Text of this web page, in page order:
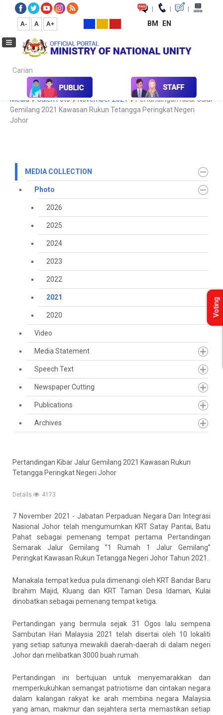
| | |
A- A A+ BM EN
Carian...
Media Media Collection Photo 2021
Koleksi
Media
Galeri Foto November 2021
Pertandingan Kibar Jalur
Gemilang 2021 Kawasan Rukun Tetangga Peringkat Negeri
Johor
MEDIA COLLECTION
Photo
2026
2025
2024
2023
2022
2021
2020
Video
Media Statement
Speech Text
Newspaper Cutting
Publications
Archives
Pertandingan Kibar Jalur Gemilang 2021 Kawasan Rukun
Tetangga Peringkat Negeri Johor
Details 4173
7 November 2021 - Jabatan Perpaduan Negara Dan Integrasi
Nasional Johor telah mengumumkan KRT Satay Pantai, Batu
Pahat sebagai pemenang tempat pertama Pertandingan
Semarak Jalur Gemilang ”1 Rumah 1 Jalur Gemilang”
Peringkat Kawasan Rukun Tetangga Negeri Johor Tahun 2021.
Manakala tempat kedua pula dimenangi oleh KRT Bandar Baru
Ibrahim Majid, Kluang dan KRT Taman Desa Idaman, Kulai
dinobatkan sebagai pemenang tempat ketiga.
Pertandingan yang bermula sejak 31 Ogos lalu sempena
Sambutan Hari Malaysia 2021 telah disertai oleh 10 lokaliti
yang setiap satunya mewakili daerah-daerah di dalam negeri
Johor dan melibatkan 3000 buah rumah.
Pertandingan ini bertujuan untuk menyemarakkan dan
memperkukuhkan semangat patriotisme dan cintakan negara
dalam kalangan rakyat ke arah membina negara Malaysia
yang aman, makmur dan sejahtera serta memastikan setiap
Voting